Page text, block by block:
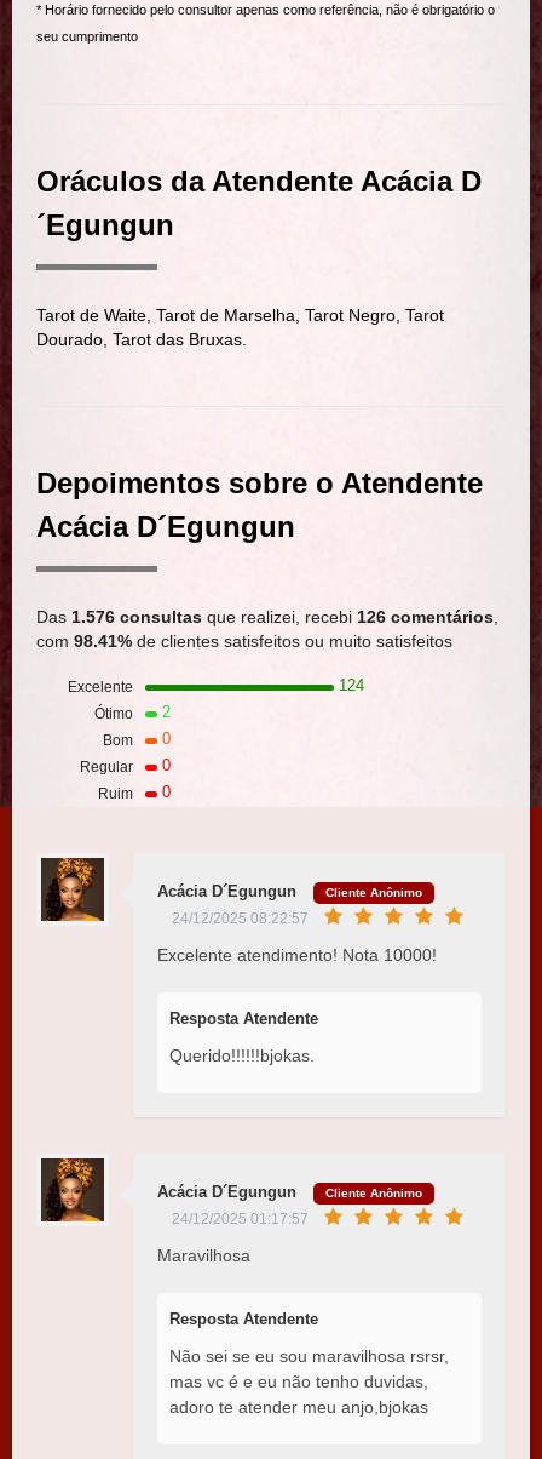
* Horário fornecido pelo consultor apenas como referência, não é obrigatório o
seu cumprimento
Oráculos da Atendente Acácia D
´Egungun
Tarot de Waite, Tarot de Marselha, Tarot Negro, Tarot
Dourado, Tarot das Bruxas.
Depoimentos sobre o Atendente
Acácia D´Egungun
Das 1.576 consultas que realizei, recebi 126 comentários
com 98.41% de clientes satisfeitos ou muito satisfeitos
Excelente 124
Ótimo 2
Bom 0
Regular 0
Ruim 0
Acácia D´Egungun Cliente Anônimo
24/12/2025 08:22:57
Excelente atendimento! Nota 10000!
Resposta Atendente
Querido!!!!!!bjokas.
Acácia D´Egungun Cliente Anônimo
24/12/2025 01:17:57
Maravilhosa
Resposta Atendente
Não sei se eu sou maravilhosa rsrsr,
mas vc é e eu não tenho duvidas,
adoro te atender meu anjo,bjokas